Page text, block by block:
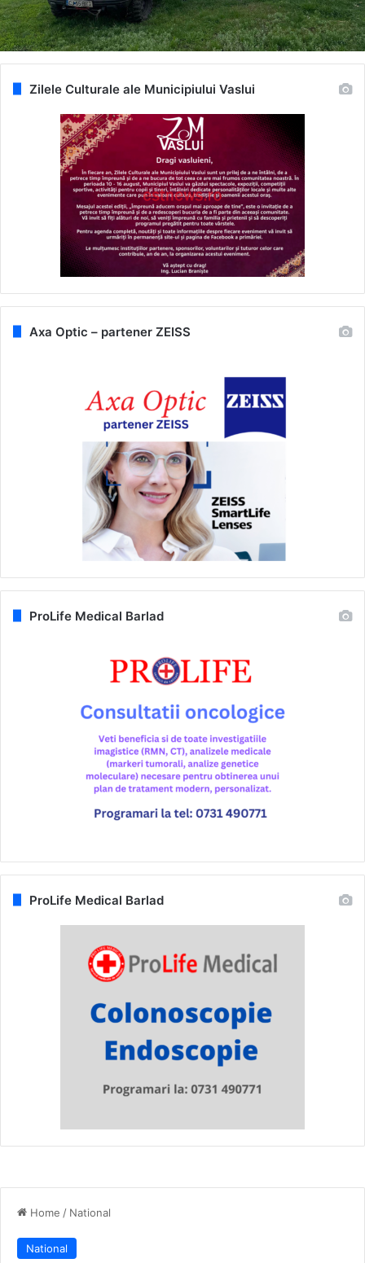
Home / National
National
Zilele Culturale ale Municipiului Vaslui
Axa Optic – partener ZEISS
ProLife Medical Barlad
ProLife Medical Barlad